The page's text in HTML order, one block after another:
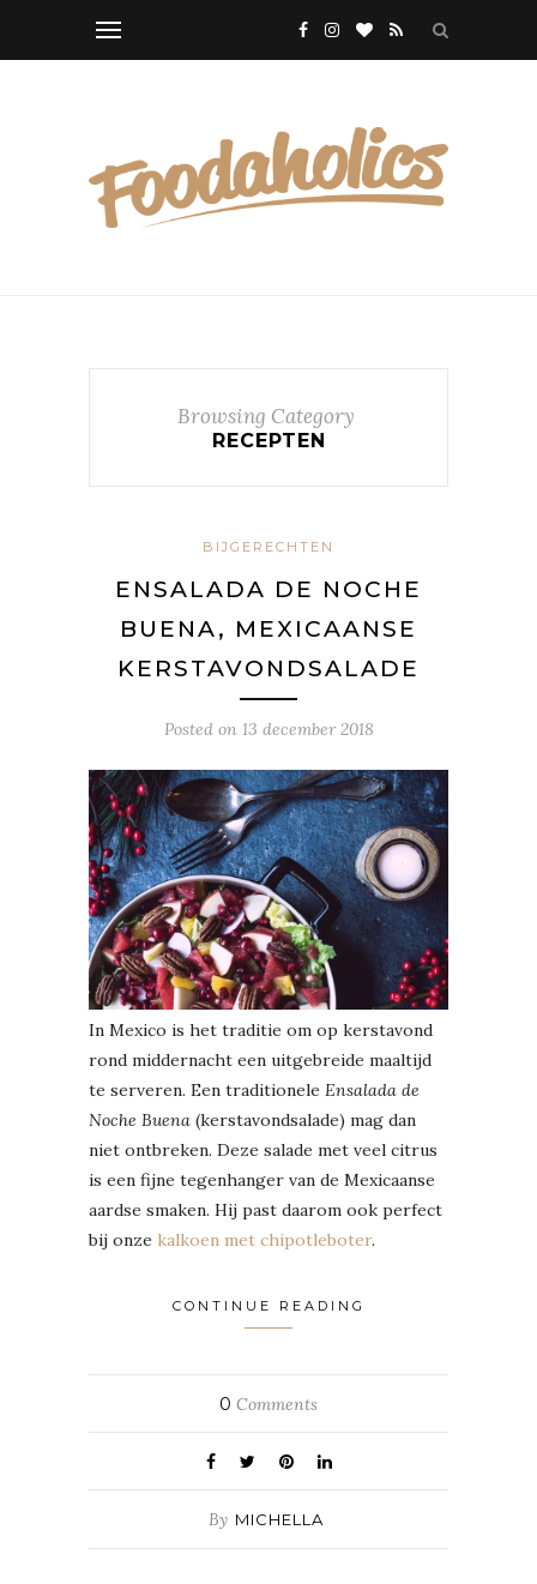
Browsing Category
RECEPTEN
BIJGERECHTEN
ENSALADA DE NOCHE
BUENA, MEXICAANSE
KERSTAVONDSALADE
Posted on 13 december 2018
In Mexico is het traditie om op kerstavond
rond middernacht een uitgebreide maaltijd
te serveren. Een traditionele Ensalada de
Noche Buena (kerstavondsalade) mag dan
niet ontbreken. Deze salade met veel citrus
is een fijne tegenhanger van de Mexicaanse
aardse smaken. Hij past daarom ook perfect
bij onze kalkoen met chipotleboter.
CONTINUE READING
0 Comments
By MICHELLA